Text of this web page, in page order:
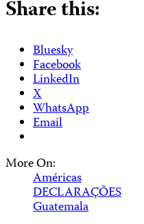
Share this:
Bluesky
Facebook
LinkedIn
X
WhatsApp
Email
More On:
Américas
DECLARAÇÕES
Guatemala